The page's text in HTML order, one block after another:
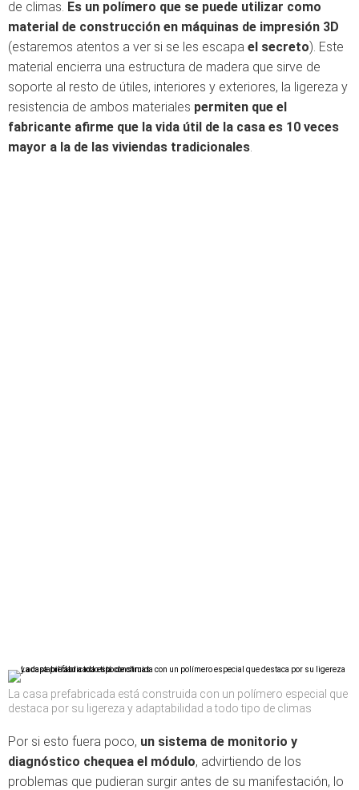
de climas. Es un polímero que se puede utilizar como
material de construcción en máquinas de impresión 3D
(estaremos atentos a ver si se les escapa el secreto). Este
material encierra una estructura de madera que sirve de
soporte al resto de útiles, interiores y exteriores, la ligereza y
resistencia de ambos materiales permiten que el
fabricante afirme que la vida útil de la casa es 10 veces
mayor a la de las viviendas tradicionales.
La casa prefabricada está construida con un polímero especial que
destaca por su ligereza y adaptabilidad a todo tipo de climas
Por si esto fuera poco, un sistema de monitorio y
diagnóstico chequea el módulo, advirtiendo de los
problemas que pudieran surgir antes de su manifestación, lo